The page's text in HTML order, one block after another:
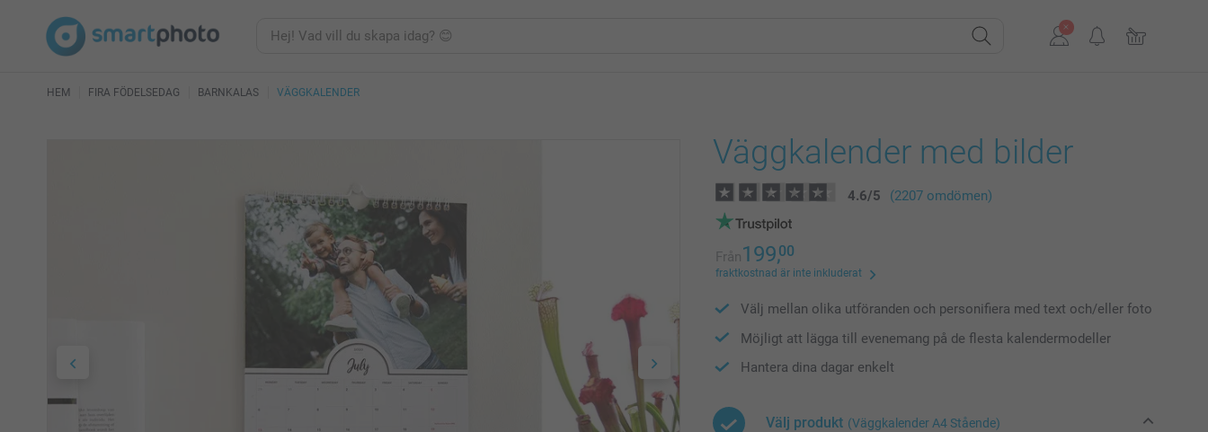
HEM FIRA FÖDELSEDAG BARNKALAS VÄGGKALENDER
Väggkalender med bilder
4.6/5 (2207 omdömen)
Från199,00
fraktkostnad är inte inkluderat
Välj mellan olika utföranden och personifiera med text och/eller foto
Möjligt att lägga till evenemang på de flesta kalendermodeller
Hantera dina dagar enkelt
Välj produkt (Väggkalender A4 Stående)